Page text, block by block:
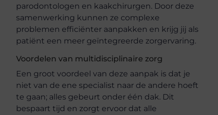
parodontologen en kaakchirurgen. Door deze
samenwerking kunnen ze complexe
problemen efficiënter aanpakken en krijg jij als
patiënt een meer geïntegreerde zorgervaring.
Voordelen van multidisciplinaire zorg
Een groot voordeel van deze aanpak is dat je
niet van de ene specialist naar de andere hoeft
te gaan; alles gebeurt onder één dak. Dit
bespaart tijd en zorgt ervoor dat alle